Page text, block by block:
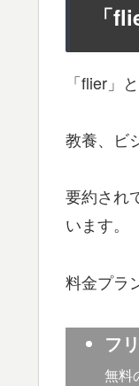
「
「flier」
教養、ビ
要約され
います。
料金プラ
フ
無料